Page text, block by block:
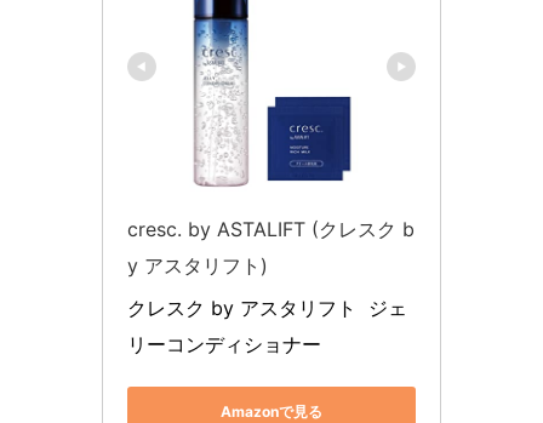
cresc. by ASTALIFT (クレスク b
y アスタリフト)
クレスク by アスタリフト  ジェ
リーコンディショナー
Amazonで見る